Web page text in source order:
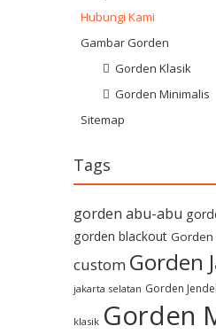
Hubungi Kami
Gambar Gorden
Gorden Klasik
Gorden Minimalis
Sitemap
Tags
gorden abu-abu
gorden blackout
custom Gorden
jakarta selatan Gorden
klasik Gorden